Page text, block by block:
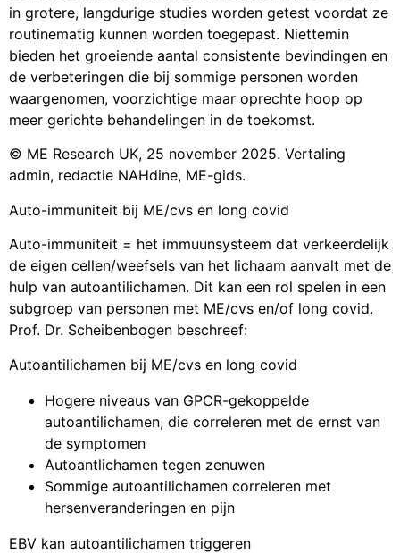
in grotere, langdurige studies worden getest voordat ze
routinematig kunnen worden toegepast. Niettemin
bieden het groeiende aantal consistente bevindingen en
de verbeteringen die bij sommige personen worden
waargenomen, voorzichtige maar oprechte hoop op
meer gerichte behandelingen in de toekomst.
© ME Research UK, 25 november 2025. Vertaling
admin, redactie NAHdine, ME-gids.
Auto-immuniteit bij ME/cvs en long covid
Auto-immuniteit = het immuunsysteem dat verkeerdelijk
de eigen cellen/weefsels van het lichaam aanvalt met de
hulp van autoantilichamen. Dit kan een rol spelen in een
subgroep van personen met ME/cvs en/of long covid.
Prof. Dr. Scheibenbogen beschreef:
Autoantilichamen bij ME/cvs en long covid
Hogere niveaus van GPCR-gekoppelde
autoantilichamen, die correleren met de ernst van
de symptomen
Autoantlichamen tegen zenuwen
Sommige autoantilichamen correleren met
hersenveranderingen en pijn
EBV kan autoantilichamen triggeren